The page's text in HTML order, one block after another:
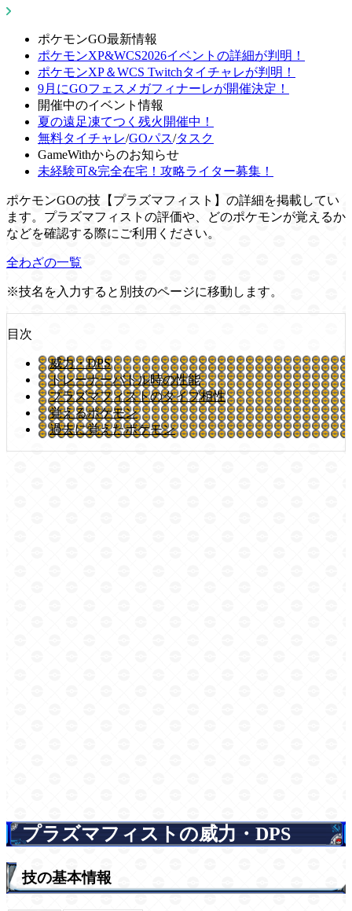
ポケモンGO最新情報
ポケモンXP&WCS2026イベントの詳細が判明！
ポケモンXP＆WCS Twitchタイチャレが判明！
9月にGOフェスメガフィナーレが開催決定！
開催中のイベント情報
夏の遠足凍てつく残火開催中！
無料タイチャレ/GOパス/タスク
GameWithからのお知らせ
未経験可&完全在宅！攻略ライター募集！
ポケモンGOの技【プラズマフィスト】の詳細を掲載してい
ます。プラズマフィストの評価や、どのポケモンが覚えるか
などを確認する際にご利用ください。
全わざの一覧
※技名を入力すると別技のページに移動します。
目次
威力・DPS
トレーナーバトル時の性能
プラズマフィストのタイプ相性
覚えるポケモン
過去に覚えたポケモン
プラズマフィストの威力・DPS
技の基本情報